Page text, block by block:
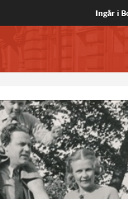
Ingår i